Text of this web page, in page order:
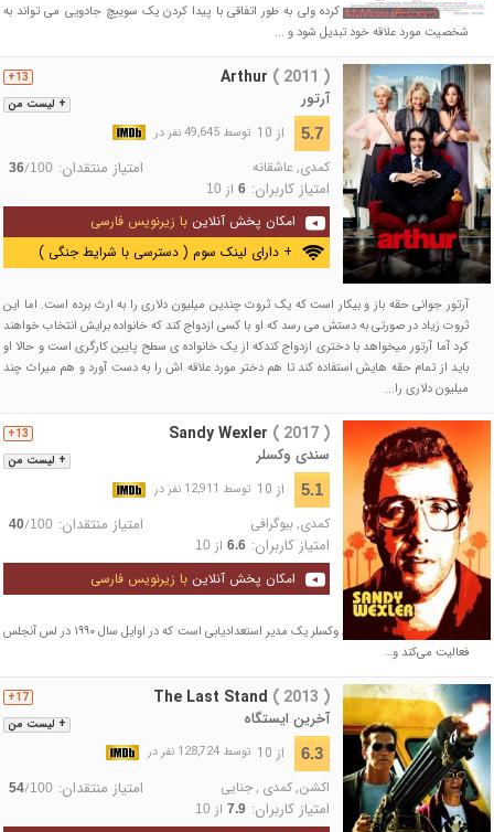
آنا ماریا روز بدی را شروع کرده ولی به طور اتفاقی با پیدا کردن یک سوییچ جادویی می تواند به
شخصیت مورد علاقه خود تبدیل شود و ...
+ لیست من
13+ Arthur ( 2011 )
آرتور
5.7 از 10 توسط 49,645 نفر در
کمدی,عاشقانه امتیاز منتقدان: 36/100
امتیاز کاربران: 6از 10
امکان پخش آنلاین با زیرنویس فارسی
+ دارای لینک سوم ( دسترسی با شرایط جنگی )
آرتور جوانی حقه باز و بیکار است که یک ثروت چندین میلیون دلاری را به ارث برده است. اما این
ثروت زیاد در صورتی به دستش می رسد که او با کسی ازدواج کند که خانواده برایش انتخاب خواهند
کرد آما آرتور میخواهد با دختری ازدواج کندکه از یک خانواده ی سطح پایین کارگری است و حالا او
باید از تمام حقه هایش استفاده کند تا هم دختر مورد علاقه اش را به دست آورد و هم میراث چند
میلیون دلاری را...
+ لیست من
13+ Sandy Wexler ( 2017 )
سندی وکسلر
5.1 از 10 توسط 12,911 نفر در
کمدی,بیوگرافی امتیاز منتقدان: 40/100
امتیاز کاربران: 6.6از 10
امکان پخش آنلاین با زیرنویس فارسی
داستان فیلم درباره‌ی سندی وکسلر یک مدیر استعدادیابی است که در اوایل سال ۱۹۹۰ در لس آنجلس
فعالیت می‌کند و…
+ لیست من
17+ The Last Stand ( 2013 )
آخرین ایستگاه
6.3 از 10 توسط 128,724 نفر در
اکشن, کمدی , جنایی امتیاز منتقدان: 54/100
امتیاز کاربران: 7.9از 10